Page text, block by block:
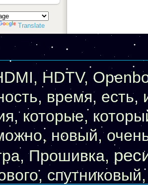
Translate
, HDTV,
, время, есть,
, которые,
, новый,
,Прошивка,
, спутниковый